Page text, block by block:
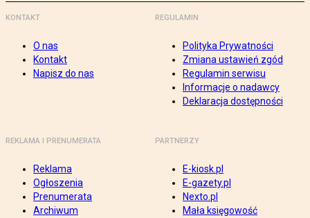
KONTAKT
O nas
Kontakt
Napisz do nas
REGULAMIN
Polityka Prywatności
Zmiana ustawień zgód
Regulamin serwisu
Informacje o nadawcy
Deklaracja dostępności
REKLAMA I PRENUMERATA
Reklama
Ogłoszenia
Prenumerata
Archiwum
PARTNERZY
E-kiosk.pl
E-gazety.pl
Nexto.pl
Mała księgowość